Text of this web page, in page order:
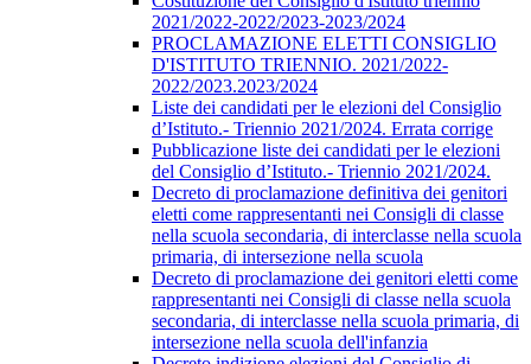
2021/2022-2022/2023-2023/2024
PROCLAMAZIONE ELETTI CONSIGLIO
D'ISTITUTO TRIENNIO. 2021/2022-
2022/2023.2023/2024
Liste dei candidati per le elezioni del Consiglio
d’Istituto.- Triennio 2021/2024. Errata corrige
Pubblicazione liste dei candidati per le elezioni
del Consiglio d’Istituto.- Triennio 2021/2024.
Decreto di proclamazione definitiva dei genitori
eletti come rappresentanti nei Consigli di classe
nella scuola secondaria, di interclasse nella scuola
primaria, di intersezione nella scuola
Decreto di proclamazione dei genitori eletti come
rappresentanti nei Consigli di classe nella scuola
secondaria, di interclasse nella scuola primaria, di
intersezione nella scuola dell'infanzia